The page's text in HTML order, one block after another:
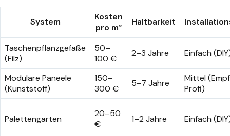
System
Kosten
pro m²
Haltbarkeit
Taschenpflanzgefäße
(Filz)
50–
100 €
2–3 Jahre Einfach
Modulare Paneele
(Kunststoff)
150–
300 €
5–7 Jahre
Mittel
Profi)
Palettengärten
20–50
€
1–2 Jahre Einfach